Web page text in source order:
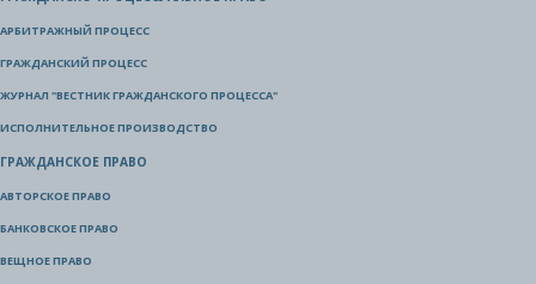
АРБИТРАЖНЫЙ ПРОЦЕСС
ГРАЖДАНСКИЙ ПРОЦЕСС
ЖУРНАЛ "ВЕСТНИК ГРАЖДАНСКОГО ПРОЦЕССА"
ИСПОЛНИТЕЛЬНОЕ ПРОИЗВОДСТВО
ГРАЖДАНСКОЕ ПРАВО
АВТОРСКОЕ ПРАВО
БАНКОВСКОЕ ПРАВО
ВЕЩНОЕ ПРАВО